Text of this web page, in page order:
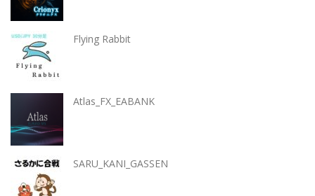
Flying Rabbit
Atlas_FX_EABANK
SARU_KANI_GASSEN